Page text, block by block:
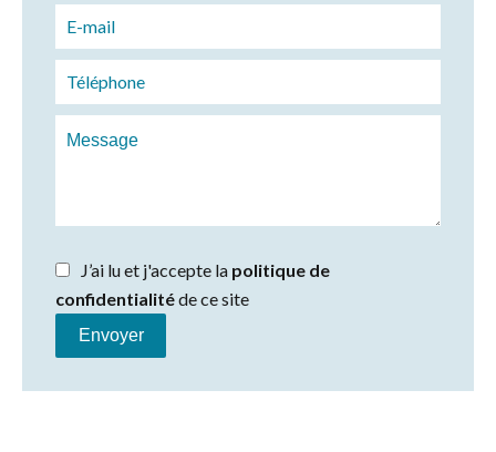
J’ai lu et j'accepte la politique de
confidentialitéde ce site
Envoyer